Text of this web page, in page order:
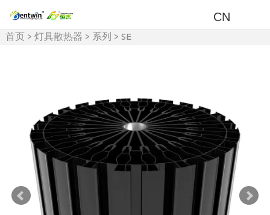
CN
首页 > 灯具散热器 > 系列 > SE